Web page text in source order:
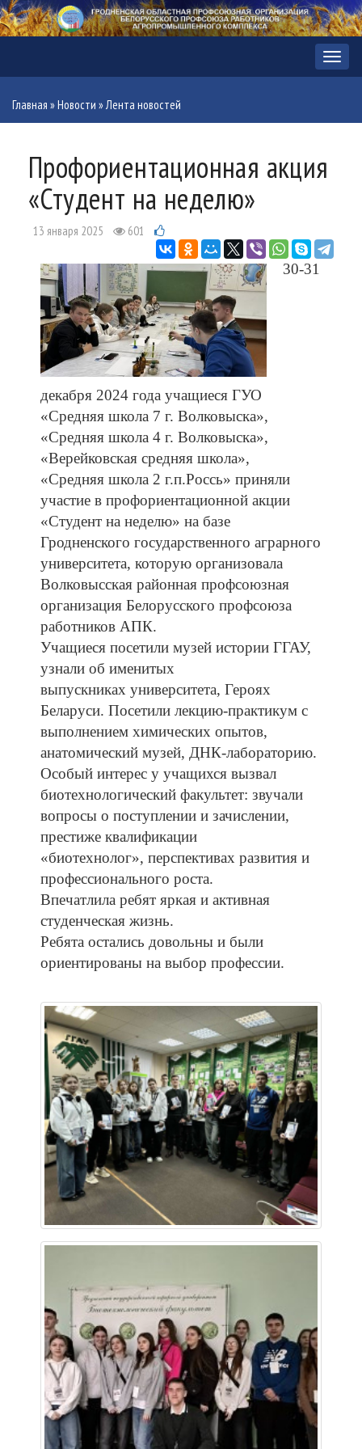
Меню
Главная »Новости »Лента новостей
Профориентационная акция
«Студент на неделю»
13 января 2025 601
30-31
декабря 2024 года учащиеся ГУО
«Средняя школа 7 г. Волковыска»,
«Средняя школа 4 г. Волковыска»,
«Верейковская средняя школа»,
«Средняя школа 2 г.п.Россь» приняли
участие в профориентационной акции
«Студент на неделю» на базе
Гродненского государственного аграрного
университета, которую организовала
Волковысская районная профсоюзная
организация Белорусского профсоюза
работников АПК.
Учащиеся посетили музей истории ГГАУ,
узнали об именитых
выпускниках университета, Героях
Беларуси. Посетили лекцию-практикум с
выполнением химических опытов,
анатомический музей, ДНК-лабораторию.
Особый интерес у учащихся вызвал
биотехнологический факультет: звучали
вопросы о поступлении и зачислении,
престиже квалификации
«биотехнолог», перспективах развития и
профессионального роста.
Впечатлила ребят яркая и активная
студенческая жизнь.
Ребята остались довольны и были
ориентированы на выбор профессии.